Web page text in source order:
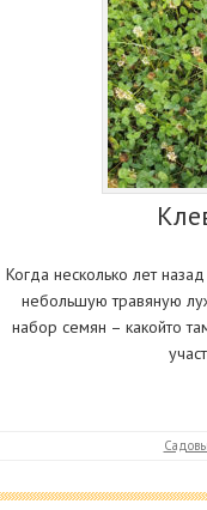
Когда несколько лет
небольшую травяную
набор семян – какойто